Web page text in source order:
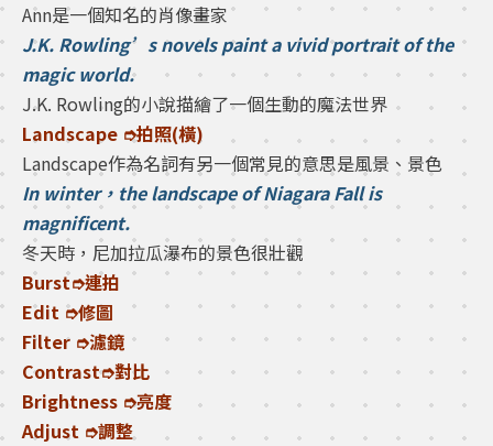
Ann是一個知名的肖像畫家
J.K. Rowling’s novels paint a vivid portrait of the
magic world.
J.K. Rowling的小說描繪了一個生動的魔法世界
Landscape ➮拍照(橫)
Landscape作為名詞有另一個常見的意思是風景、景色
In winter，the landscape of Niagara Fall is
magnificent.
冬天時，尼加拉瓜瀑布的景色很壯觀
Burst➮連拍
Edit ➮修圖
Filter ➮濾鏡
Contrast➮對比
Brightness ➮亮度
Adjust ➮調整